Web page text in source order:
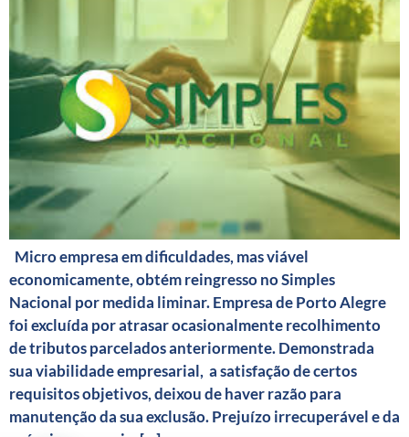
Micro empresa em dificuldades, mas viável
economicamente, obtém reingresso no Simples
Nacional por medida liminar. Empresa de Porto Alegre
foi excluída por atrasar ocasionalmente recolhimento
de tributos parcelados anteriormente. Demonstrada
sua viabilidade empresarial, a satisfação de certos
requisitos objetivos, deixou de haver razão para
manutenção da sua exclusão. Prejuízo irrecuperável e da